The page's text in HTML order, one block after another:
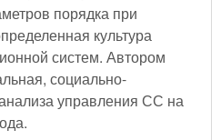
порядка при
культура
систем. Автором
социально-
управления СС на